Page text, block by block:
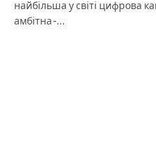
найбільша у світі цифрова
амбітна -…